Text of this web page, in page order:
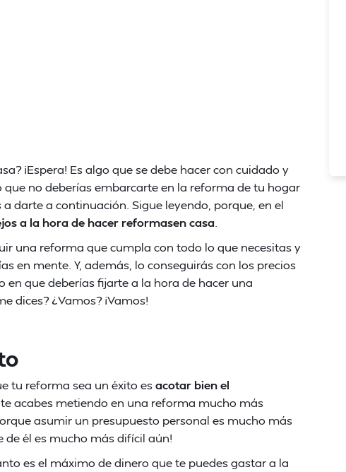
¡Espera! Es algo que se debe hacer con cuidado y
que no deberías embarcarte en la reforma de tu hogar
darte a continuación. Sigue leyendo, porque, en el
a la hora de hacer reformasen casa
una reforma que cumpla con todo lo que necesitas y
en mente. Y, además, lo conseguirás con los precios
que deberías fijarte a la hora de hacer una
dices? ¿Vamos? ¡Vamos!
tu reforma sea un éxito esacotar bien el
te acabes metiendo en una reforma mucho más
asumir un presupuesto personal es mucho más
de él es mucho más difícil aún!
es el máximo de dinero que te puedes gastar a la